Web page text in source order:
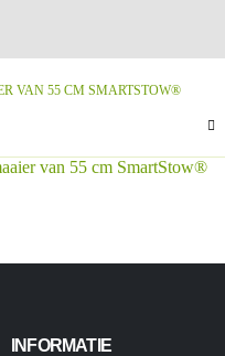
VAN 55 CM SMARTSTOW®
INFORMATIE